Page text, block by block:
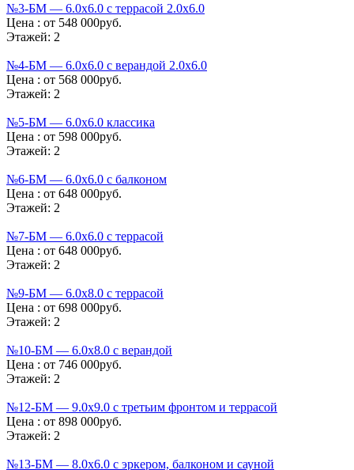
№3-БМ — 6.0х6.0 с террасой 2.0х6.0
Цена : от 548 000руб.
Этажей: 2
№4-БМ — 6.0х6.0 с верандой 2.0х6.0
Цена : от 568 000руб.
Этажей: 2
№5-БМ — 6.0х6.0 классика
Цена : от 598 000руб.
Этажей: 2
№6-БМ — 6.0х6.0 с балконом
Цена : от 648 000руб.
Этажей: 2
№7-БМ — 6.0х6.0 с террасой
Цена : от 648 000руб.
Этажей: 2
№9-БМ — 6.0х8.0 с террасой
Цена : от 698 000руб.
Этажей: 2
№10-БМ — 6.0х8.0 с верандой
Цена : от 746 000руб.
Этажей: 2
№12-БМ — 9.0х9.0 с третьим фронтом и террасой
Цена : от 898 000руб.
Этажей: 2
№13-БМ — 8.0х6.0 с эркером, балконом и сауной